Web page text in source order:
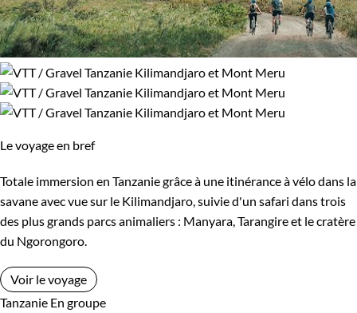
Le voyage en bref
Totale immersion en Tanzanie grâce à une itinérance à vélo dans la
savane avec vue sur le Kilimandjaro, suivie d'un safari dans trois
des plus grands parcs animaliers : Manyara, Tarangire et le cratère
du Ngorongoro.
Voir le voyage
Tanzanie En groupe